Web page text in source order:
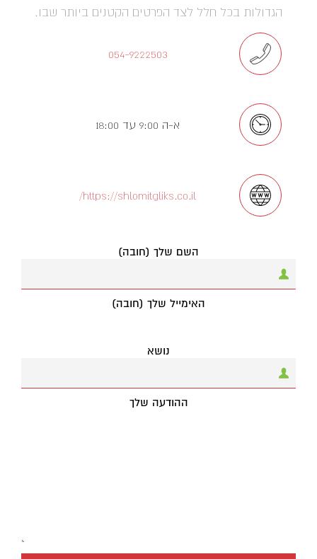
הגדולות בכל חלל לצד הפרטים הקטנים ביותר שבו.
054-9222503
א-ה 9:00 עד 18:00
https://shlomitgliks.co.il/
השם שלך (חובה)
האימייל שלך (חובה)
נושא
ההודעה שלך